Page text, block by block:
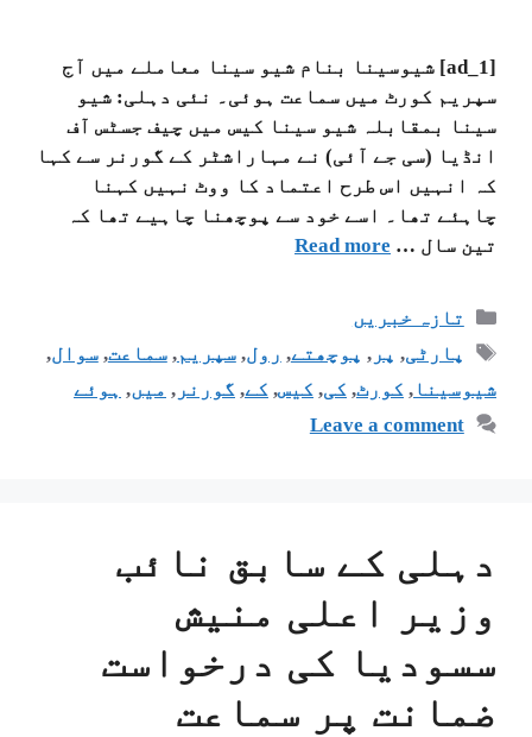
[ad_1] شیوسینا بنام شیو سینا معاملے میں آج
سپریم کورٹ میں سماعت ہوئی۔ نئی دہلی: شیو
سینا بمقابلہ شیو سینا کیس میں چیف جسٹس آف
انڈیا (سی جے آئی) نے مہاراشٹر کے گورنر سے کہا
کہ انہیں اس طرح اعتماد کا ووٹ نہیں کہنا
چاہئے تھا۔ اسے خود سے پوچھنا چاہیے تھا کہ
تین سال … Read more
تازہ خبریں
پارٹی, پر, پوچھتے, رول,سپریم,سماعت,سوال,
شیوسینا , کورٹ, کی, کیس, کے, گورنر , میں, ہوئے
Leave a comment
دہلی کے سابق نائب
وزیر اعلی منیش
سسودیا کی درخواست
ضمانت پر سماعت